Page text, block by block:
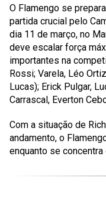
O Flamengo se
partida crucial pelo
dia 11 de março, no
deve escalar força
importantes na
Rossi; Varela, Léo
Lucas); Erick Pulgar,
Carrascal, Everton
Com a situação de
andamento, o
enquanto se